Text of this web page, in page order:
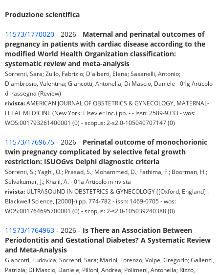
Produzione scientifica
11573/1770020 - 2026 - Maternal and perinatal outcomes of
pregnancy in patients with cardiac disease according to the
modified World Health Organization classification:
systematic review and meta-analysis
Sorrenti, Sara; Zullo, Fabrizio; D'alberti, Elena; Sasanelli, Antonio;
D'ambrosio, Valentina; Giancotti, Antonella; Di Mascio, Daniele - 01g Articolo
di rassegna (Review)
rivista:AMERICAN JOURNAL OF OBSTETRICS & GYNECOLOGY, MATERNAL-
FETAL MEDICINE (New York: Elsevier Inc.) pp. - - issn: 2589-9333 - wos:
WOS:001793261400001 (0) - scopus: 2-s2.0-105040707147 (0)
11573/1769675 - 2026 - Perinatal outcome of monochorionic
twin pregnancy complicated by selective fetal growth
restriction: ISUOGvs Delphi diagnostic criteria
Sorrenti, S.; Yaghi, O.; Prasad, S.; Mohammed, D.; Fathima, F.; Boorman, H.;
Selvakumar, J.; Khalil, A. - 01a Articolo in rivista
rivista: ULTRASOUND IN OBSTETRICS & GYNECOLOGY ([Oxford, England] :
Blackwell Science, [2000]-) pp. 774-782 - issn: 1469-0705 - wos:
WOS:001764695700001 (0) - scopus: 2-s2.0-105039240388 (0)
11573/1764963 - 2026 - Is There an Association Between
Periodontitis and Gestational Diabetes? A Systematic Review
and Meta-Analysis
Giancotti, Ludovica; Sorrenti, Sara; Marini, Lorenzo; Volpe, Gregorio; Gallenzi,
Patrizia; Di Mascio, Daniele; Pilloni, Andrea; Polimeni, Antonella; Rizzo,